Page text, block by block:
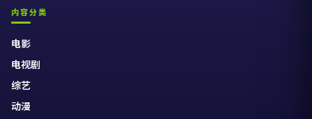
内容分类
电影
电视剧
综艺
动漫